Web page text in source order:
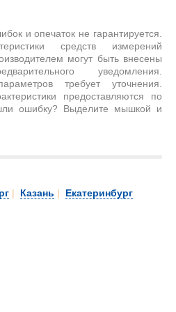
и опечаток не гарантируется.
средств измерений
могут быть внесены
уведомления.
требует уточнения.
предоставляются по
ошибку? Выделите мышкой и
| Казань | Екатеринбург